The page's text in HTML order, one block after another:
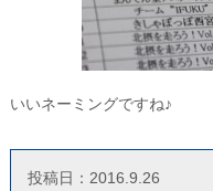
いいネーミングですね♪
投稿日：2016.9.26